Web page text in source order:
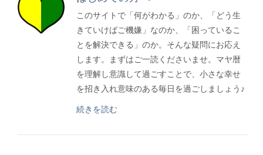
このサイトで「何がわかる」のか、「どう生
きていけばご機嫌」なのか、「困っているこ
とを解決できる」のか。そんな疑問にお応え
します。まずはご一読くださいませ。マヤ暦
を理解し意識して過ごすことで、小さな幸せ
を招き入れ意味のある毎日を過ごしましょう♪
続きを読む